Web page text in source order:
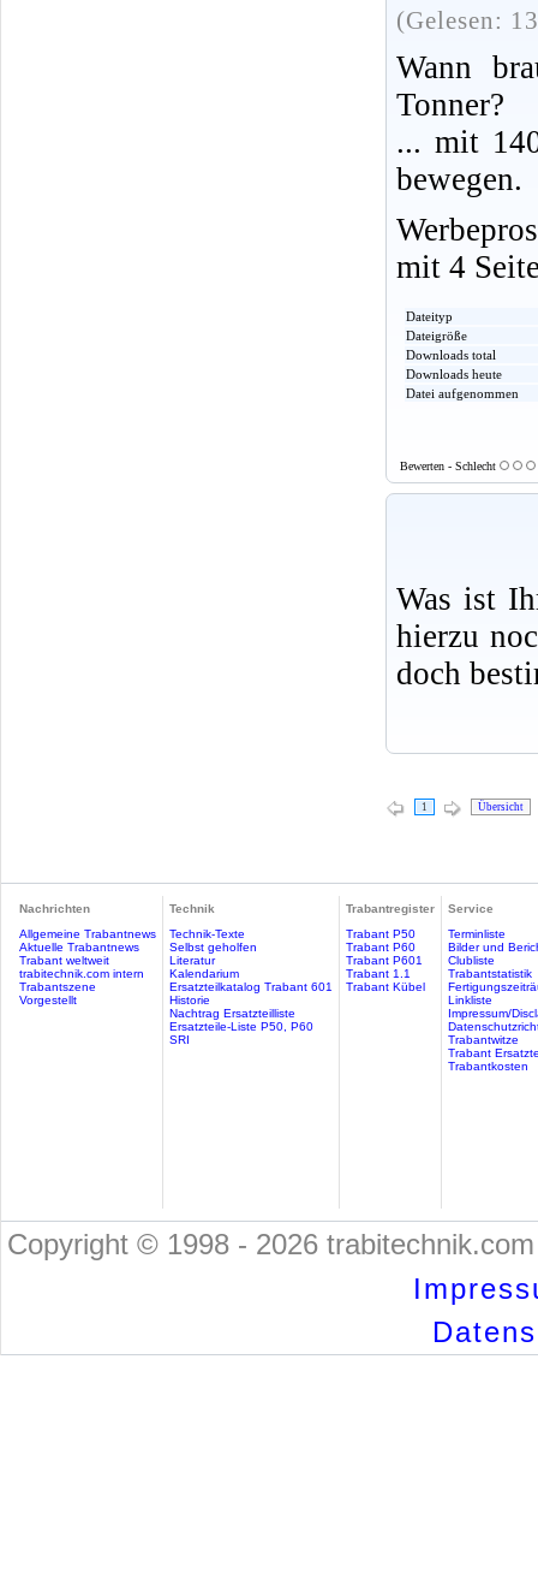
(Gelesen:
Wann
Tonner?
... mit
bewegen.
mit 4
Dateityp
Dateigröße
Downloads total
Downloads heute
Datei aufgenommen
Bewerten - Schlecht
Was ist
hierzu
doch
1 Übersicht
Nachrichten
Allgemeine Trabantnews
Aktuelle Trabantnews
Trabant weltweit
trabitechnik.com intern
Trabantszene
Vorgestellt
Technik
Technik-Texte
Selbst geholfen
Literatur
Kalendarium
Ersatzteilkatalog Trabant 601
Historie
Nachtrag Ersatzteilliste
Ersatzteile-Liste P50, P60
SRI
Trabantregister
Trabant P50
Trabant P60
Trabant P601
Trabant 1.1
Trabant Kübel
Service
Terminliste
Bilder und
Clubliste
Trabantstatistik
Linkliste
Impressum/
Trabantwitze
Trabant
Trabantkosten
Copyright © 1998 - 2026